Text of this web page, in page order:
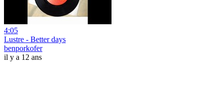
4:05
Lustre - Better days
benporkofer
il y a 12 ans